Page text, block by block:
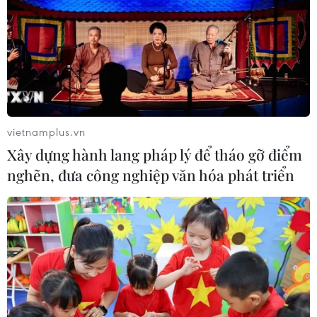
opera quốc tế
10/07/2026 15:34
Giọng ca 17 tuổi của Việt Nam giành
giải Vàng tại Liên hoan Nghệ thuật
châu Á 2026
09/07/2026 04:11
Chile để ngỏ khả năng tổ chức
concert BTS
08/07/2026 23:22
Hòa nhạc “Crescendo - Giao hưởng
kết nối” lan tỏa tinh thần giao lưu
vietnamplus.vn
Xây dựng hành lang pháp lý để tháo gỡ điểm
nghẽn, đưa công nghiệp văn hóa phát triển